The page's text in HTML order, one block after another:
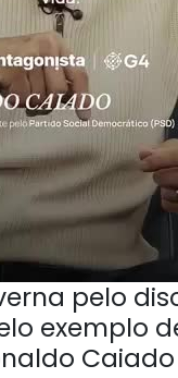
pelo
exemplo
Caiado